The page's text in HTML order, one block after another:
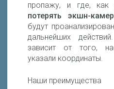
пропажу, и где, как
потерять экшн-
будут
дальнейших
зависит от того,
указали координаты.
Наши преимущества